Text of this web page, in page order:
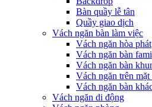
Bàn quầy lễ tân
Quầy giao dịch
Vách ngăn bàn làm việc
Vách ngăn hòa phát
Vách ngăn bàn fami
Vách ngăn bàn
Vách ngăn trên mặt
Vách ngăn bàn
Vách ngăn di động